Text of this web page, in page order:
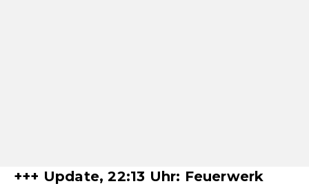
+++ Update, 22:13 Uhr: Feuerwerk